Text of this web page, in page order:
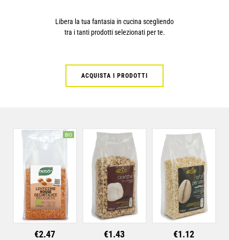
Libera la tua fantasia in cucina scegliendo
tra i tanti prodotti selezionati per te.
ACQUISTA I PRODOTTI
BIO
€2.47 €1.43 €1.12